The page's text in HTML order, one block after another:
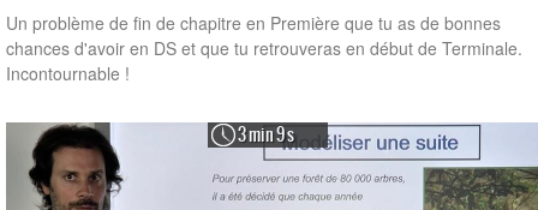
Un problème de fin de chapitre en Première que tu as de bonnes
chances d'avoir en DS et que tu retrouveras en début de Terminale.
Incontournable !
3 min 9 s